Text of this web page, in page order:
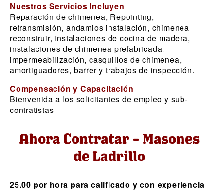
Nuestros Servicios Incluyen
Reparación de chimenea, Repointing,
retransmisión, andamios instalación, chimenea
reconstruir, instalaciones de cocina de madera,
instalaciones de chimenea prefabricada,
impermeabilización, casquillos de chimenea,
amortiguadores, barrer y trabajos de inspección.
Compensación y Capacitación
Bienvenida a los solicitantes de empleo y sub-
contratistas
Ahora Contratar – Masones
de Ladrillo
25.00 por hora para calificado y con experiencia